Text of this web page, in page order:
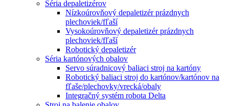
Séria depaletizérov
Nízkoúrovňový depaletizér prázdnych
plechoviek/fľaší
Vysokoúrovňový depaletizér prázdnych
plechoviek/fľaší
Robotický depaletizér
Séria kartónových obalov
Servo súradnicový baliaci stroj na kartóny
Robotický baliaci stroj do kartónov/kartónov na
fľaše/plechovky/vrecká/obaly
Integračný systém robota Delta